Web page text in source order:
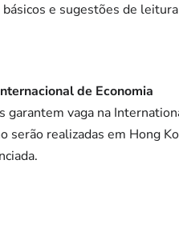
e sugestões de
de Economia
garantem vaga na
serão realizadas em Hong